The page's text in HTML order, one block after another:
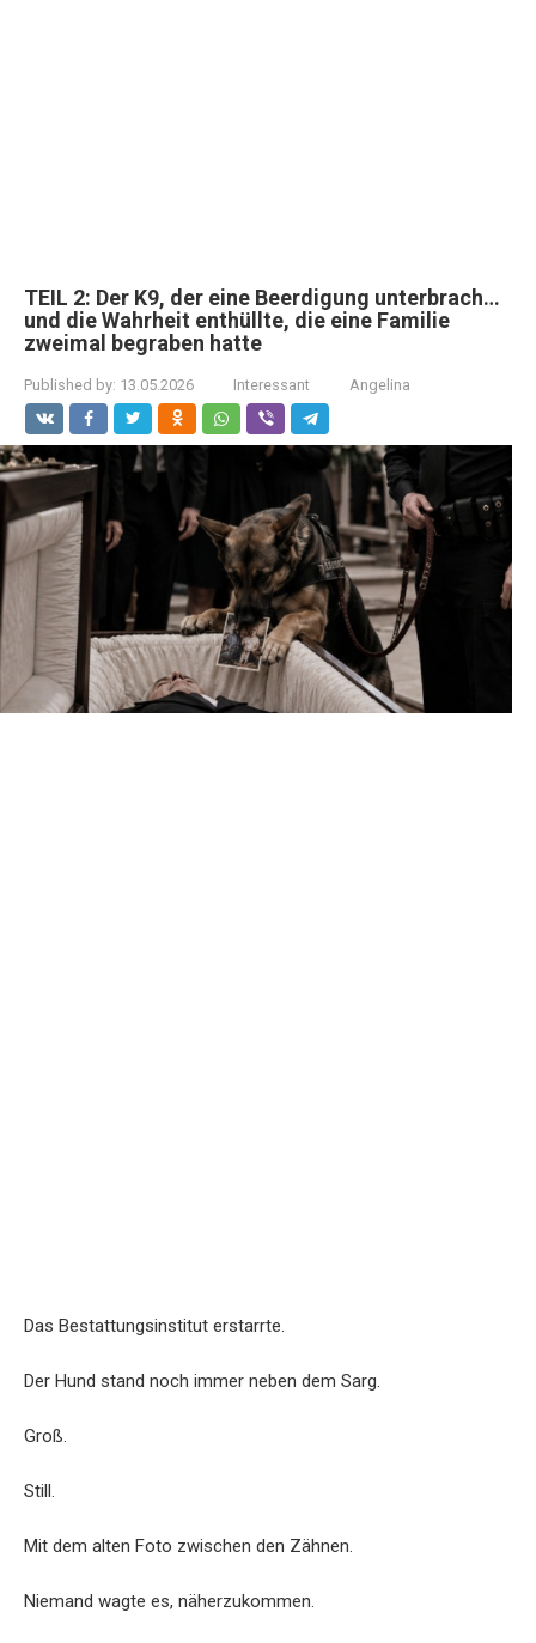
TEIL 2: Der K9, der eine Beerdigung unterbrach…
und die Wahrheit enthüllte, die eine Familie
zweimal begraben hatte
Published by: 13.05.2026 Interessant Angelina
Das Bestattungsinstitut erstarrte.
Der Hund stand noch immer neben dem Sarg.
Groß.
Still.
Mit dem alten Foto zwischen den Zähnen.
Niemand wagte es, näherzukommen.